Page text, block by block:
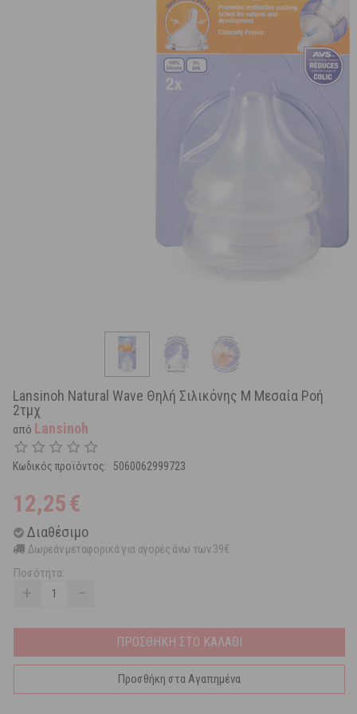
Lansinoh Natural Wave Θηλή Σιλικόνης M Μεσαία Ροή
2τμχ
από Lansinoh
Κωδικός προϊόντος: 5060062999723
12,25€
Διαθέσιμο
Δωρεάν μεταφορικά για αγορές άνω των 39€
Ποσότητα:
+ −
ΠΡΟΣΘΗΚΗ ΣΤΟ ΚΑΛΑΘΙ
Προσθήκη στα Αγαπημένα